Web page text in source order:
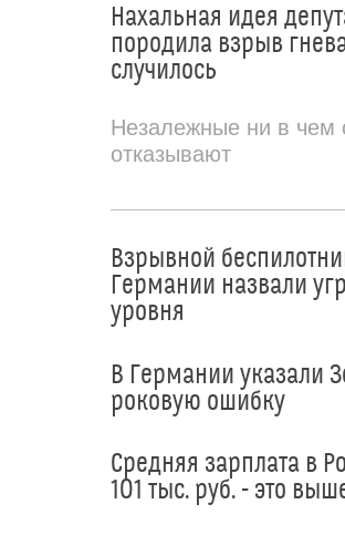
Нахальная идея
породила взрыв
случилось
Незалежные ни в чем
отказывают
Взрывной
Германии назвали
уровня
В Германии указали
роковую ошибку
Средняя зарплата в
101 тыс. руб. - это